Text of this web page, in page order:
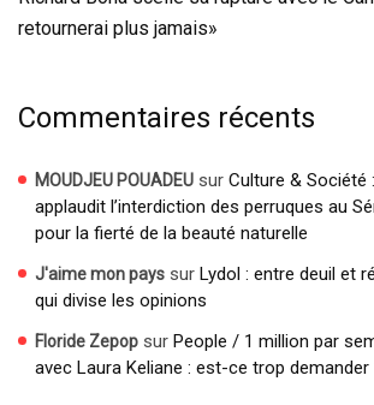
retournerai plus jamais»
Commentaires récents
MOUDJEU POUADEU sur Culture & Société
applaudit l’interdiction des perruques au
pour la fierté de la beauté naturelle
J'aime mon pays sur Lydol : entre deuil et
qui divise les opinions
Floride Zepop sur People / 1 million par
avec Laura Keliane : est-ce trop demander